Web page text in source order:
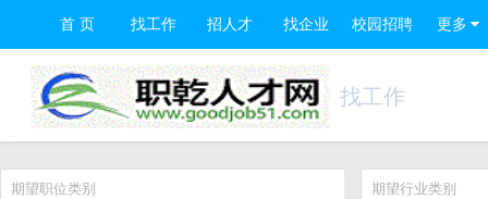
首 页 找工作 招人才 找企业 校园招聘 更多
找工作
期望职位类别 期望行业类别